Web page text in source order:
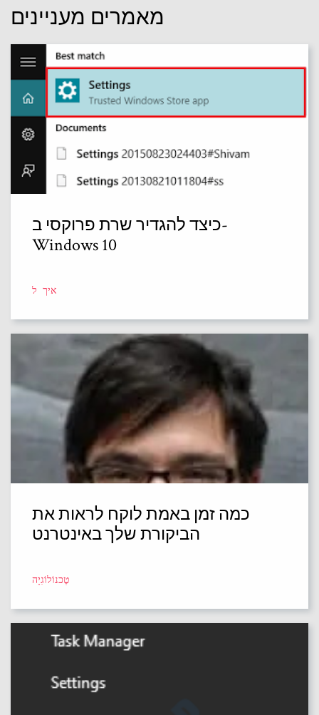
מאמרים מעניינים
כיצד להגדיר שרת פרוקסי ב-
Windows 10
איך ל
כמה זמן באמת לוקח לראות את
הביקורת שלך באינטרנט
טֶכנוֹלוֹגִיָה